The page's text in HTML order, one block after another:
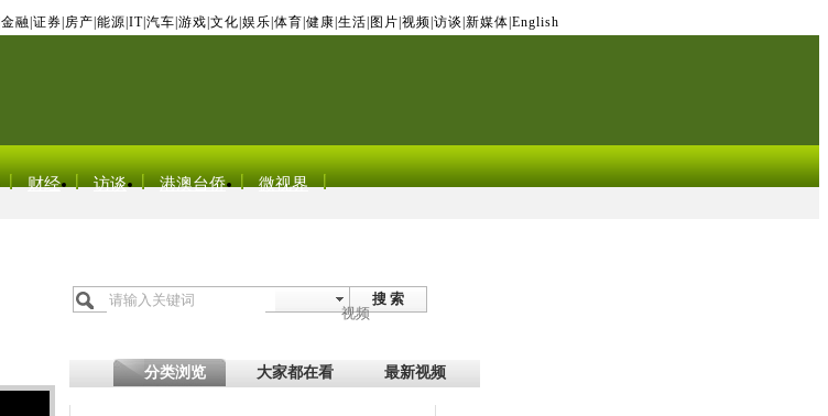
金融 证券 房产 能源 IT| 汽车 游戏 文化 娱乐 体育 健康 生活 图片 视频 访谈 新媒体 English
财经 访谈 港澳台侨 微视界
搜 索
视频
分类浏览 大家都在看 最新视频